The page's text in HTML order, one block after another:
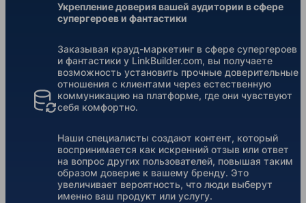
Укрепление доверия вашей аудитории в сфере
супергероев и фантастики
Заказывая крауд-маркетинг в сфере супергероев
и фантастики у LinkBuilder.com, вы получаете
возможность установить прочные доверительные
отношения с клиентами через естественную
коммуникацию на платформе, где они чувствуют
себя комфортно.
Наши специалисты создают контент, который
воспринимается как искренний отзыв или ответ
на вопрос других пользователей, повышая таким
образом доверие к вашему бренду. Это
увеличивает вероятность, что люди выберут
именно ваш продукт или услугу.